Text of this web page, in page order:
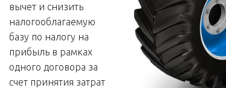
вычет и снизить
налогооблагаемую
базу по налогу на
прибыль в рамках
одного договора за
счет принятия затрат